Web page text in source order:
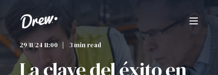
29/11/24 11:00 3 min read